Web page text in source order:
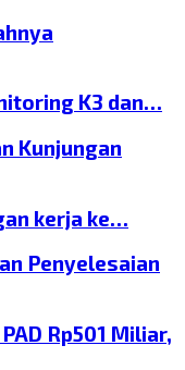
K3 dan…
Kunjungan
kerja ke…
Penyelesaian
Rp501 Miliar,